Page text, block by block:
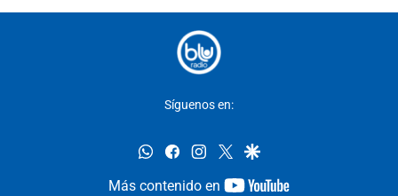
Síguenos en:
whatsappfacebookinstagram
twittergoogle
Más contenido en
youtube-